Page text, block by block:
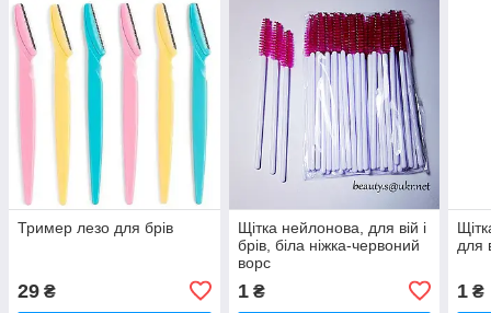
Тример лезо для брів
29 ₴
Щітка нейлонова, для вій і
брів, біла ніжка-червоний
ворс
1₴
для
1 ₴